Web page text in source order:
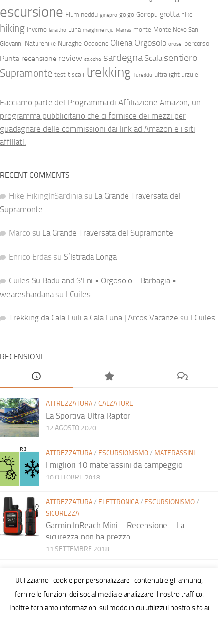
escursione Flumineddu ginepro golgo Gorropu grotta hike
hiking inverno lanaitho Luna marghine ruju Marras monte Monte Novo San
Giovanni Naturehike Nuraghe Oddoene Oliena Orgosolo orosei percorso
Punta recensione review sa oche sardegna Scala sentiero
Supramonte test tiscali trekking Tureddu ultralight urzulei
Facciamo parte del Programma di Affiliazione Amazon, un
programma pubblicitario che ci fornisce dei mezzi per
guadagnare delle commissioni dai link ad Amazon e i siti
affiliati.
RECENT COMMENTS
Hike HikingInSardinia su La Grande Traversata del
Supramonte
Marco su La Grande Traversata del Supramonte
Enrico Erdas su S’Istrada Longa
Cuiles Su Badu and S'Eni • Orgosolo - Barbagia •
weareshardana su I Cuiles
Trekking da Cala Fuili a Cala Luna | Arcos Vacanze su I Cuiles
RECENSIONI
ATTREZZATURA/ CALZATURE
La Sportiva Ultra Raptor
12 AGOSTO 2020
ATTREZZATURA/ ESCURSIONISMO/ MATERASSINI
I migliori 10 materassini da campeggio
10 OTTOBRE 2018
ATTREZZATURA/ ELETTRONICA/ ESCURSIONISMO/
SICUREZZA
Garmin InReach Mini – Recensione – La
sicurezza non ha prezzo
11 SETTEMBRE 2018
Hiking in Sardinia © 2026. All Rights Reserved.
Utilizziamo i cookie per personalizzare i contenuti e gli annunci,
fornire le funzioni dei social media e analizzare il nostro traffico.
Inoltre forniamo informazioni sul modo in cui utilizzi il nostro sito ai